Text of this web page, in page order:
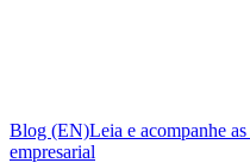
Blog (EN)Leia e acompanhe
empresarial